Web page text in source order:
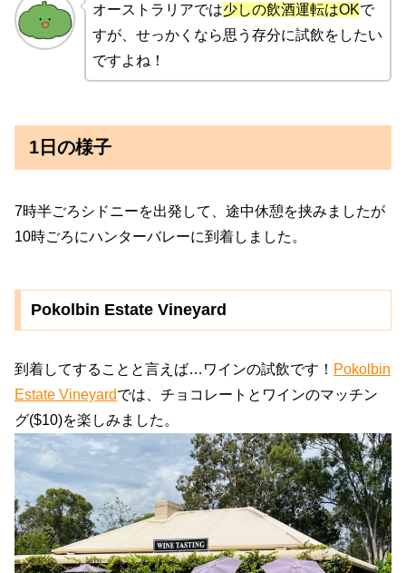
オーストラリアでは少しの飲酒運転はOKで
すが、せっかくなら思う存分に試飲をしたい
ですよね！
1日の様子
7時半ごろシドニーを出発して、途中休憩を挟みましたが
10時ごろにハンターバレーに到着しました。
Pokolbin Estate Vineyard
到着してすることと言えば…ワインの試飲です！ Pokolbin
Estate Vineyardでは、チョコレートとワインのマッチン
グ($10)を楽しみました。